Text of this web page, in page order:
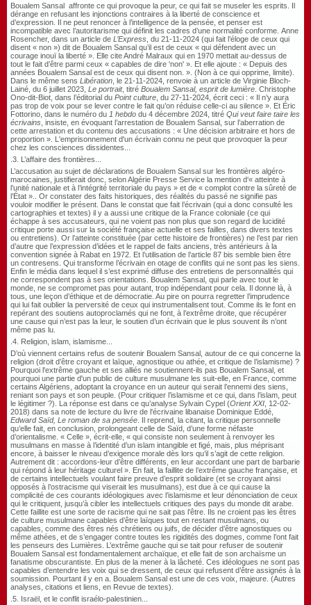
Boualem Sansal affronte ce qui provoque la peur, ce qui fait se museler les esprits. Il
dérange en refusant les injonctions contraires à la liberté de conscience et
d’expression. Il ne peut renoncer à l’intelligence de la pensée, et penser est
incompatible avec l’autoritarisme qui définit les cadres d’une normalité conforme. Anne
Rosencher, dans un article de L’Express , du 21-11-2024 (qui fait l’éloge de ceux qui
disent « non ») dit de Boualem Sansal qu’il est de ceux « qui défendent avec un
courage inouï la liberté ». Elle cite André Malraux qui en 1970 mettait au-dessus de
tout le fait d’être parmi ceux « capables de dire 'non' ». Et elle ajoute : « Depuis des
années Boualem Sansal est de ceux qui disent non. ». (Non à ce qui opprime, limite).
Dans le même sens Libération , le 21-11-2024, renvoie à un article de Virginie Bloch-
Lainé, du 6 juillet 2023, Le portrait, titré Boualem Sansal, esprit de lumière . Christophe
Ono-dit-Biot, dans l’éditorial du Point culture , du 27-11-2024, écrit ceci : « Il n’y aura
pas trop de voix pour se lever contre le fait qu’on réduise celle-ci au silence ». Et Éric
Fottorino, dans le numéro du 1 hebdo du 4 décembre 2024, titré Qui veut faire taire les
écrivains , insiste, en évoquant l’arrestation de Boualem Sansal, sur l’aberration de
cette arrestation et du contenu des accusations : « Une décision arbitraire et hors de
proportion ». L'emprisonnement d'un écrivain connu ne peut que provoquer la peur
chez les consciences dissidentes...
.3. L’affaire des frontières...
L’accusation au sujet de déclarations de Boualem Sansal sur les frontières algéro-
marocaines, justifierait donc, selon Algérie Presse Service la mention d‘« atteinte à
l’unité nationale et à l’intégrité territoriale du pays » et de « complot contre la sûreté de
l’État ».. Or constater des faits historiques, des réalités du passé ne signifie pas
vouloir modifier le présent. Dans le constat que fait l’écrivain (qui a donc consulté les
cartographies et textes) il y a aussi une critique de la France coloniale (ce qui
échappe à ses accusateurs, qui ne voient pas non plus que son regard de lucidité
critique porte aussi sur la société française actuelle et ses failles, dans divers textes
ou entretiens). Or l’atteinte constituée (par cette histoire de frontières) ne l’est par rien
d’autre que l’expression d’idées et le rappel de faits anciens, très antérieurs à la
convention signée à Rabat en 1972. Et l’utilisation de l’article 87 bis semble bien être
un contresens. Qui transforme l’écrivain en otage de conflits qui ne sont pas les siens.
Enfin le média dans lequel il s’est exprimé diffuse des entretiens de personnalités qui
ne correspondent pas à ses orientations. Boualem Sansal, qui parle avec tout le
monde, ne se compromet pas pour autant, trop indépendant pour cela. Il donne là, à
tous, une leçon d’éthique et de démocratie. Au pire on pourra regretter l’imprudence
qui lui fait oublier la perversité de ceux qui instrumentalisent tout. Comme ils le font en
repérant des soutiens autoproclamés qui ne font, à l’extrême droite, que récupérer
une cause qui n’est pas la leur, le soutien d’un écrivain que le plus souvent ils n’ont
même pas lu.
.4. Religion, islam, islamisme...
D’où viennent certains refus de soutenir Boualem Sansal, autour de ce qui concerne la
religion (droit d’être croyant et laïque, agnostique ou athée, et critique de l’islamisme) ?
Pourquoi l'extrême gauche et ses alliés ne soutiennent-ils pas Boualem Sansal, et
pourquoi une partie d'un public de culture musulmane les suit-elle, en France, comme
certains Algériens, adoptant la croyance en un auteur qui serait l’ennemi des siens,
reniant son pays et son peuple. (Pour critiquer l’islamisme et ce qui, dans l’islam, peut
le légitimer ?). La réponse est dans ce qu’analyse Sylvain Cypel (Orient XXI , 12-02-
2018) dans sa note de lecture du livre de l'écrivaine libanaise Dominique Eddé,
Edward Saïd, Le roman de sa pensée . Il reprend, la citant, la critique personnelle
qu’elle fait, en conclusion, prolongeant celle de Saïd, d’une forme néfaste
d’orientalisme. « Celle » , écrit-elle, « qui consiste non seulement à renvoyer les
musulmans en masse à l’identité d’un islam intangible et figé, mais, plus méprisant
encore, à baisser le niveau d’exigence morale dès lors qu’il s’agit de cette religion.
Autrement dit : accordons-leur d’être différents, en leur accordant une part de barbarie
qui répond à leur héritage culturel » . En fait, la faillite de l’extrême gauche française, et
de certains intellectuels voulant faire preuve d’esprit solidaire (et se croyant ainsi
opposés à l’ostracisme qui viserait les musulmans), est due à ce qui cause la
complicité de ces courants idéologiques avec l’islamisme et leur dénonciation de ceux
qui le critiquent, jusqu’à cibler les intellectuels critiques des pays du monde dit arabe.
Cette faillite est une sorte de racisme qui ne sait pas l’être. Ils ne croient pas les êtres
de culture musulmane capables d’être laïques tout en restant musulmans, ou
capables, comme des êtres nés chrétiens ou juifs, de décider d’être agnostiques ou
même athées, et de s’engager contre toutes les rigidités des dogmes, comme l’ont fait
les penseurs des Lumières. L’extrême gauche qui se tait pour refuser de soutenir
Boualem Sansal est fondamentalement archaïque, et elle fait de son archaïsme un
fanatisme obscurantiste. En plus de la mener à la lâcheté. Ces idéologues ne sont pas
capables d’entendre les voix qui se dressent, de ceux qui refusent d’être assignés à la
soumission. Pourtant il y en a. Boualem Sansal est une de ces voix, majeure. (Autres
analyses, citations et liens, en Revue de textes).
.5. Israël, et le conflit israélo-palestinien...